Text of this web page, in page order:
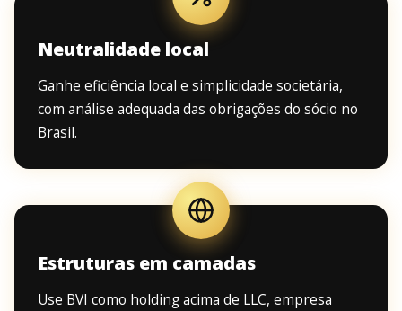
Neutralidade local
Ganhe eficiência local e simplicidade societária,
com análise adequada das obrigações do sócio no
Brasil.
Estruturas em camadas
Use BVI como holding acima de LLC, empresa